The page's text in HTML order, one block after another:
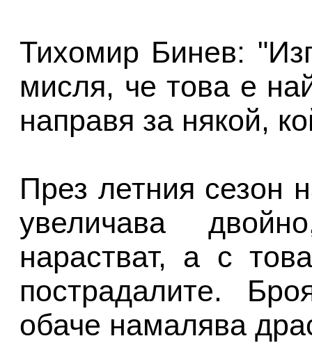
Тихомир Бинев:
мисля, че това е
направя за някой,
През летния сезон
увеличава
нарастват, а с
пострадалите.
обаче намалява